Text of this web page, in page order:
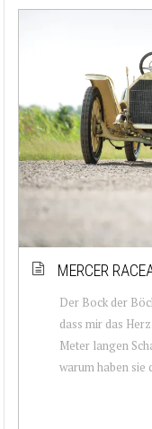
MERCER
Der Bock der
dass mir das
Meter langen
warum haben sie